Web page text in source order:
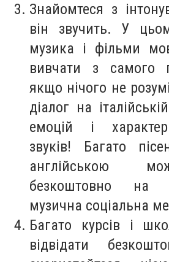
Знайомтеся з
він звучить. У
музика і фільми
вивчати з самого
якщо нічого не
діалог на
емоцій і
звуків! Багато
англійською
безкоштовно на
музична соціальна
Багато курсів і
відвідати